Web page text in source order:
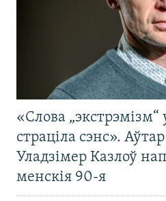
«Слова „экстрэмізм“
страціла сэнс».
Уладзімер Казлоў
менскія 90-я